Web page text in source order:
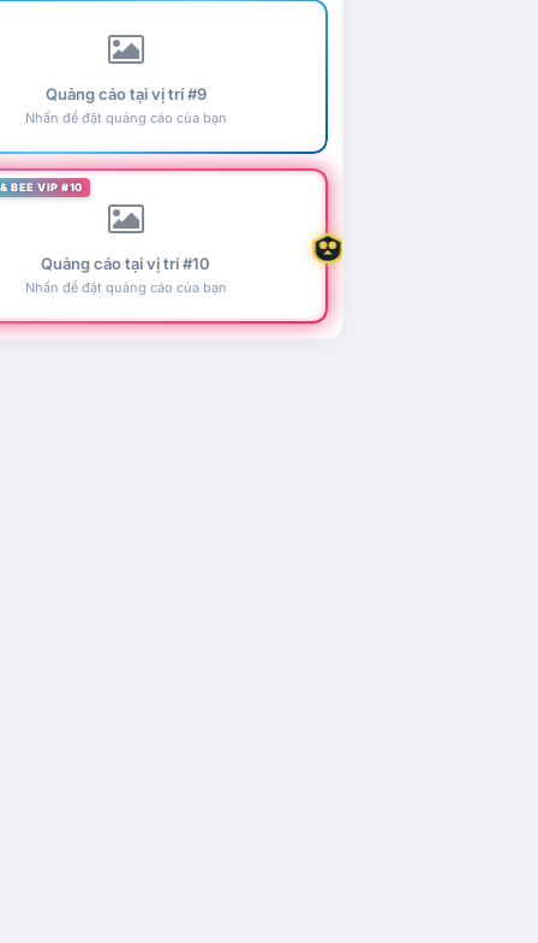
Quảng cáo tại vị trí #9
Nhấn để đặt quảng cáo của bạn
BEE VIP #10
Quảng cáo tại vị trí #10
Nhấn để đặt quảng cáo của bạn